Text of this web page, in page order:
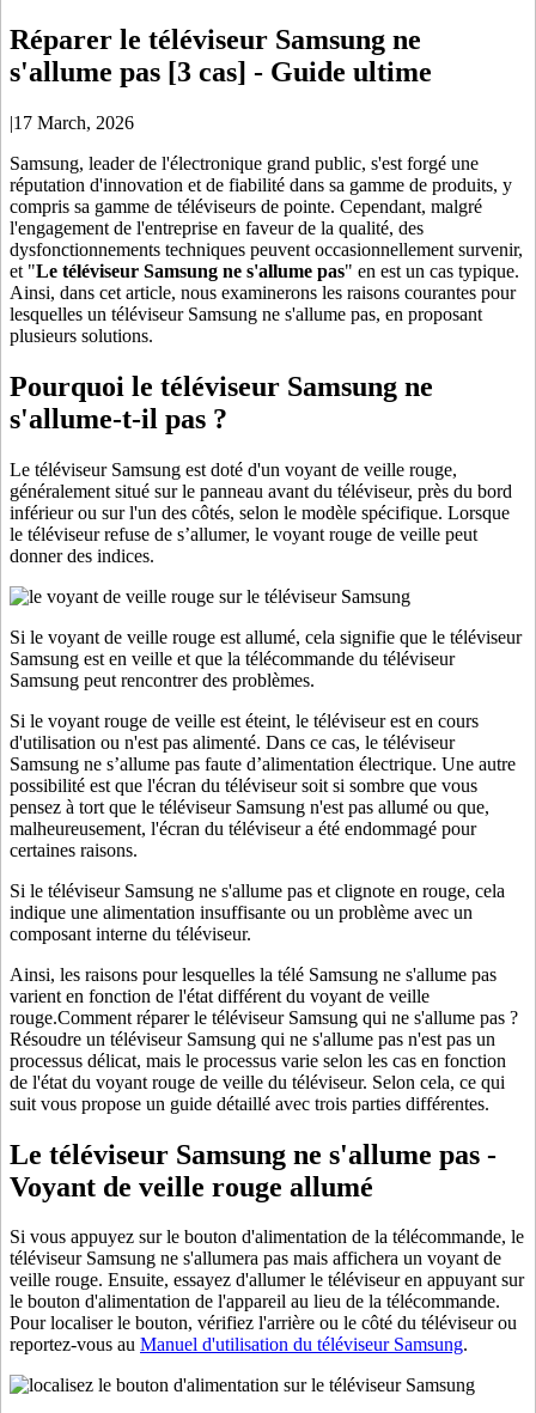
Réparer le téléviseur Samsung ne
s'allume pas [3 cas] - Guide ultime
|17 March, 2026
Samsung, leader de l'électronique grand public, s'est forgé une
réputation d'innovation et de fiabilité dans sa gamme de produits, y
compris sa gamme de téléviseurs de pointe. Cependant, malgré
l'engagement de l'entreprise en faveur de la qualité, des
dysfonctionnements techniques peuvent occasionnellement survenir,
et "Le téléviseur Samsung ne s'allume pas" en est un cas typique.
Ainsi, dans cet article, nous examinerons les raisons courantes pour
lesquelles un téléviseur Samsung ne s'allume pas, en proposant
plusieurs solutions.
Pourquoi le téléviseur Samsung ne
s'allume-t-il pas ?
Le téléviseur Samsung est doté d'un voyant de veille rouge,
généralement situé sur le panneau avant du téléviseur, près du bord
inférieur ou sur l'un des côtés, selon le modèle spécifique. Lorsque
le téléviseur refuse de s’allumer, le voyant rouge de veille peut
donner des indices.
Si le voyant de veille rouge est allumé, cela signifie que le téléviseur
Samsung est en veille et que la télécommande du téléviseur
Samsung peut rencontrer des problèmes.
Si le voyant rouge de veille est éteint, le téléviseur est en cours
d'utilisation ou n'est pas alimenté. Dans ce cas, le téléviseur
Samsung ne s’allume pas faute d’alimentation électrique. Une autre
possibilité est que l'écran du téléviseur soit si sombre que vous
pensez à tort que le téléviseur Samsung n'est pas allumé ou que,
malheureusement, l'écran du téléviseur a été endommagé pour
certaines raisons.
Si le téléviseur Samsung ne s'allume pas et clignote en rouge, cela
indique une alimentation insuffisante ou un problème avec un
composant interne du téléviseur.
Ainsi, les raisons pour lesquelles la télé Samsung ne s'allume pas
varient en fonction de l'état différent du voyant de veille
rouge.Comment réparer le téléviseur Samsung qui ne s'allume pas ?
Résoudre un téléviseur Samsung qui ne s'allume pas n'est pas un
processus délicat, mais le processus varie selon les cas en fonction
de l'état du voyant rouge de veille du téléviseur. Selon cela, ce qui
suit vous propose un guide détaillé avec trois parties différentes.
Le téléviseur Samsung ne s'allume pas -
Voyant de veille rouge allumé
Si vous appuyez sur le bouton d'alimentation de la télécommande, le
téléviseur Samsung ne s'allumera pas mais affichera un voyant de
veille rouge. Ensuite, essayez d'allumer le téléviseur en appuyant sur
le bouton d'alimentation de l'appareil au lieu de la télécommande.
Pour localiser le bouton, vérifiez l'arrière ou le côté du téléviseur ou
reportez-vous au Manuel d'utilisation du téléviseur Samsung.